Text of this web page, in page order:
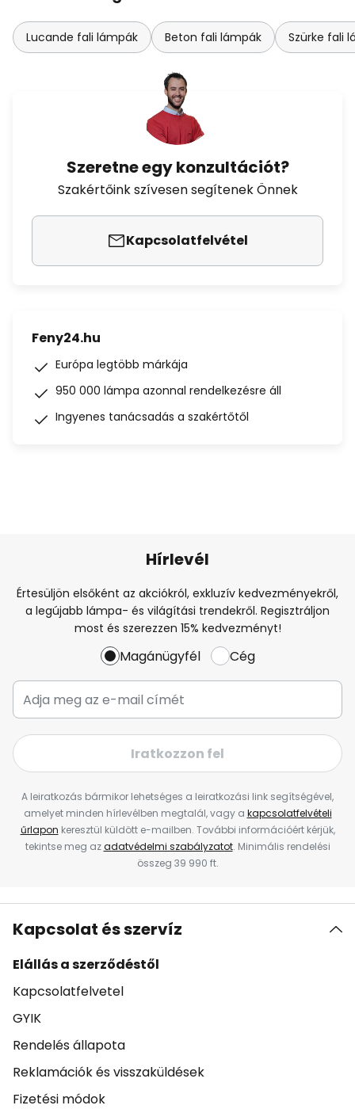
Lucande fali lámpák Beton fali lámpák Szürke fali
Szeretne egy konzultációt?
Szakértőink szívesen segítenek Önnek
Kapcsolatfelvétel
Feny24.hu
Európa legtöbb márkája
950 000 lámpa azonnal rendelkezésre áll
Ingyenes tanácsadás a szakértőtől
Hírlevél
Értesüljön elsőként az akciókról, exkluzív kedvezményekről,
a legújabb lámpa- és világítási trendekről. Regisztráljon
most és szerezzen 15% kedvezményt!
Magánügyfél Cég
Iratkozzon fel
A leiratkozás bármikor lehetséges a leiratkozási link segítségével,
amelyet minden hírlevélben megtalál, vagy a kapcsolatfelvételi
űrlapon keresztül küldött e-mailben. További információért kérjük,
tekintse meg azadatvédelmi szabályzatot. Minimális rendelési
összeg 39 990 ft.
Kapcsolat és szervíz
Elállás a szerződéstől
Kapcsolatfelvetel
GYIK
Rendelés állapota
Reklamációk és visszaküldések
Fizetési módok